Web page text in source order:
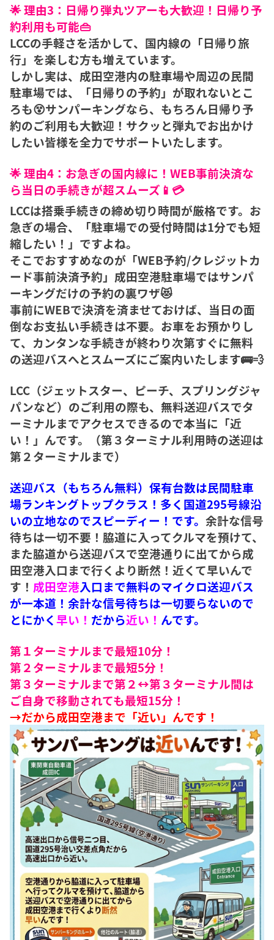
🌟 理由3：日帰り弾丸ツアーも大歓迎！日帰り予
約利用も可能👜
LCCの手軽さを活かして、国内線の「日帰り旅
行」を楽しむ方も増えています。
しかし実は、成田空港内の駐車場や周辺の民間
駐車場では、「日帰りの予約」が取れないとこ
ろも😵サンパーキングなら、もちろん日帰り予
約のご利用も大歓迎！サクッと弾丸でお出かけ
したい皆様を全力でサポートいたします。
🌟 理由4：お急ぎの国内線に！WEB事前決済な
ら当日の手続きが超スムーズ📱💳
LCCは搭乗手続きの締め切り時間が厳格です。お
急ぎの場合、「駐車場での受付時間は1分でも短
縮したい！」ですよね。
そこでおすすめなのが「WEB予約/クレジットカ
ード事前決済予約」成田空港駐車場ではサンパ
ーキングだけの予約の裏ワザ😻
事前にWEBで決済を済ませておけば、当日の面
倒なお支払い手続きは不要。お車をお預かりし
て、カンタンな手続きが終わり次第すぐに無料
の送迎バスへとスムーズにご案内いたします🚌💨
LCC（ジェットスター、ピーチ、スプリングジャ
パンなど）のご利用の際も、無料送迎バスでタ
ーミナルまでアクセスできるので本当に「近
い！」んです。（第３ターミナル利用時の送迎は
第２ターミナルまで）
送迎バス（もちろん無料）保有台数は民間駐車
場ランキングトップクラス！多く国道295号線沿
いの立地なのでスピーディー！です。 余計な信号
待ちは一切不要！脇道に入ってクルマを預けて、
また脇道から送迎バスで空港通りに出てから成
田空港入口まで行くより断然！近くて早いんで
す！ 成田空港入口まで無料のマイクロ送迎バス
が一本道！余計な信号待ちは一切要らないので
とにかく早い！ だから近い！ んです。
第１ターミナルまで最短10分！
第２ターミナルまで最短5分！
第３ターミナルまで第２↔︎第３ターミナル間は
ご自身で移動されても最短15分！
→だから成田空港まで「近い」んです！